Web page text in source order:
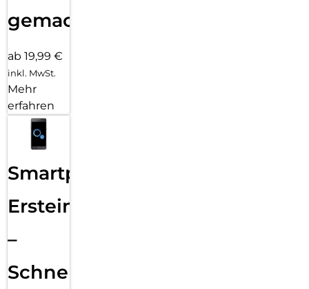
gemacht!
ab 19,99 €
inkl. MwSt.
Mehr
erfahren
Smartphone
Ersteinrichtung
–
Schnelle